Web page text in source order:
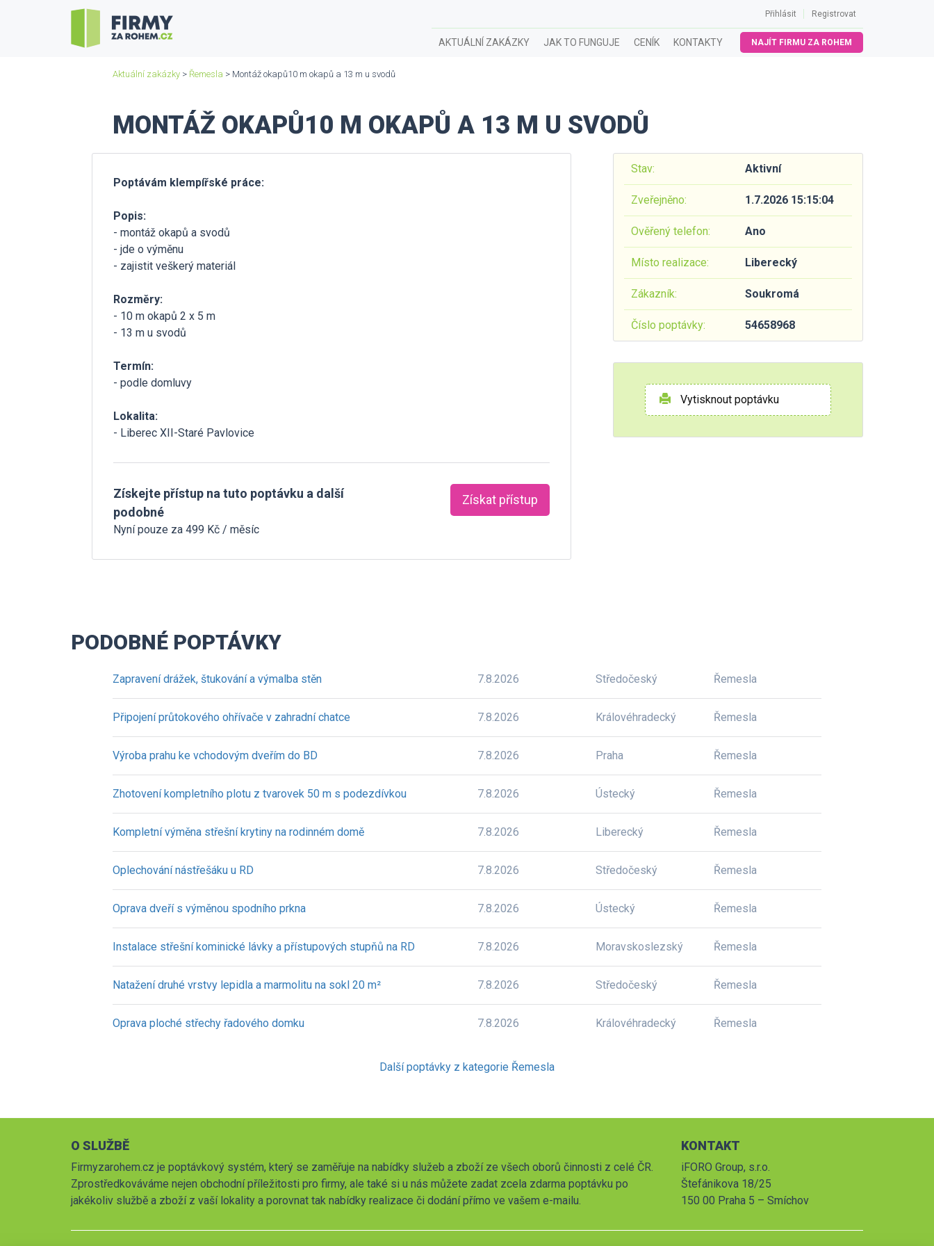
Přihlásit Registrovat
AKTUÁLNÍ ZAKÁZKY JAK TO FUNGUJE CENÍK KONTAKTY NAJÍT FIRMU ZA ROHEM
Aktuální zakázky > Řemesla > Montáž okapů10 m okapů a 13 m u svodů
MONTÁŽ OKAPŮ10 M OKAPŮ A 13 M U SVODŮ
Poptávám klempířské práce:
Popis:
- montáž okapů a svodů
- jde o výměnu
- zajistit veškerý materiál
Rozměry:
- 10 m okapů 2 x 5 m
- 13 m u svodů
Termín:
- podle domluvy
Lokalita:
- Liberec XII-Staré Pavlovice
Získejte přístup na tuto poptávku a další
podobné
Nyní pouze za 499 Kč / měsíc
Získat přístup
Stav: Aktivní
Zveřejněno: 1.7.2026 15:15:04
Ověřený telefon: Ano
Místo realizace: Liberecký
Zákazník: Soukromá
Číslo poptávky: 54658968
Vytisknout poptávku
PODOBNÉ POPTÁVKY
Zapravení drážek, štukování a výmalba stěn 7.8.2026 Středočeský Řemesla
Připojení průtokového ohřívače v zahradní chatce 7.8.2026 Královéhradecký Řemesla
Výroba prahu ke vchodovým dveřím do BD 7.8.2026 Praha Řemesla
Zhotovení kompletního plotu z tvarovek 50 m s podezdívkou 7.8.2026 Ústecký Řemesla
Kompletní výměna střešní krytiny na rodinném domě 7.8.2026 Liberecký Řemesla
Oplechování nástřešáku u RD 7.8.2026 Středočeský Řemesla
Oprava dveří s výměnou spodního prkna 7.8.2026 Ústecký Řemesla
Instalace střešní kominické lávky a přístupových stupňů na RD 7.8.2026 Moravskoslezský Řemesla
Natažení druhé vrstvy lepidla a marmolitu na sokl 20 m² 7.8.2026 Středočeský Řemesla
Oprava ploché střechy řadového domku 7.8.2026 Královéhradecký Řemesla
Další poptávky z kategorie Řemesla
O SLUŽBĚ
Firmyzarohem.cz je poptávkový systém, který se zaměřuje na nabídky služeb a zboží ze všech oborů činnosti z celé ČR.
Zprostředkováváme nejen obchodní příležitosti pro firmy, ale také si u nás můžete zadat zcela zdarma poptávku po
jakékoliv službě a zboží z vaší lokality a porovnat tak nabídky realizace či dodání přímo ve vašem e-mailu.
KONTAKT
iFORO Group, s.r.o.
Štefánikova 18/25
150 00 Praha 5 – Smíchov